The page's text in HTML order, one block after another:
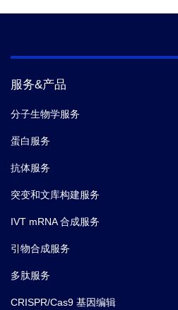
服务&产品
分子生物学服务
蛋白服务
抗体服务
突变和文库构建服务
IVT mRNA 合成服务
引物合成服务
多肽服务
CRISPR/Cas9 基因编辑